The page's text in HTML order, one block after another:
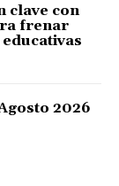
clave con
frenar
2026